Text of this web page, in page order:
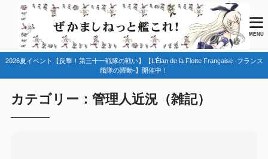
MENU
2026夏イベント【反撃！第三十一戦隊の戦い】【L’Élan de la Flotte Française -フランス
艦隊の躍動-】開催中！
カテゴリー：管理人近況（雑記）